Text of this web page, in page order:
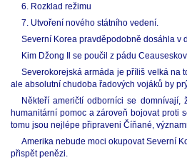
6. Rozklad režimu
7. Utvoření nového státního vedení.
Severní Korea pravděpodobně dosáhla v
Kim Džong Il se poučil z pádu
Severokorejská armáda je příliš velká na
ale absolutní chudoba řadových vojáků by
Někteří američtí odborníci se domnívají,
humanitární pomoc a zároveň bojovat proti
tomu jsou nejlépe připraveni Číňané,
Amerika nebude moci okupovat Severní
přispět penězi.